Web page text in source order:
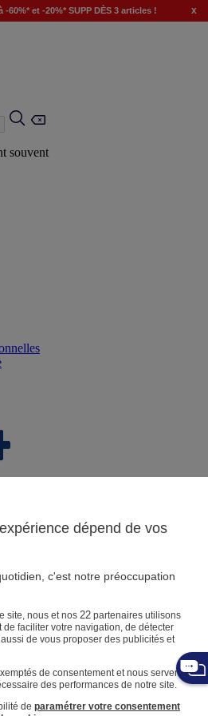
60%* et -20%* SUPP DÈS 3 articles ! x
souvent
dépend de vos
c'est notre préoccupation
site, nous et nos 22partenaires utilisons
faciliter votre navigation, de détecter
de vous proposer des publicités et
de consentement et nous servent
des performances de notre site.
de paramétrer votre consentement